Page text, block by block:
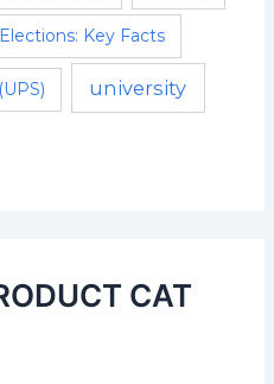
Key Facts
university
CAT